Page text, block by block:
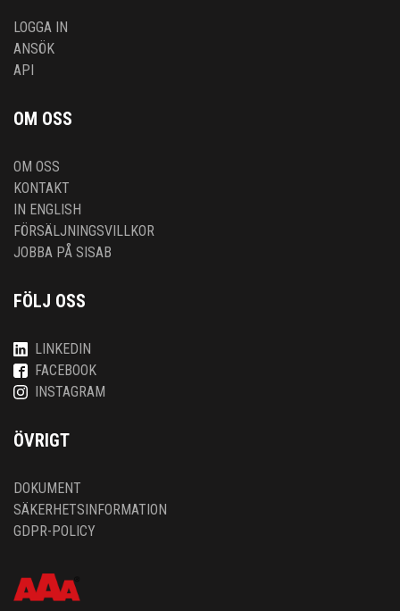
LOGGA IN
ANSÖK
API
OM OSS
OM OSS
KONTAKT
IN ENGLISH
FÖRSÄLJNINGSVILLKOR
JOBBA PÅ SISAB
FÖLJ OSS
LINKEDIN
FACEBOOK
INSTAGRAM
ÖVRIGT
DOKUMENT
SÄKERHETSINFORMATION
GDPR-POLICY